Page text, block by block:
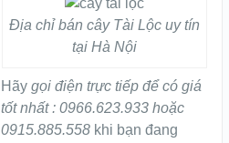
Địa chỉ bán cây Tài Lộc uy tín
tại Hà Nội
Hãygọi điện trực tiếp để có giá
tốt nhất : 0966.623.933 hoặc
0915.885.558 khi bạn đang